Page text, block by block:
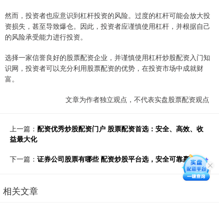
然而，投资者也应意识到杠杆投资的风险。过度的杠杆可能会放大投
资损失，甚至导致爆仓。因此，投资者应谨慎使用杠杆，并根据自己
的风险承受能力进行投资。
选择一家信誉良好的股票配资企业，并谨慎使用杠杆炒股配资入门知
识网，投资者可以充分利用股票配资的优势，在投资市场中成就财
富。
文章为作者独立观点，不代表实盘股票配资观点
上一篇： 配资优秀炒股配资门户 股票配资首选：安全、高效、收
益最大化
下一篇： 证券公司股票有哪些 配资炒股平台选，安全可靠赢利多
相关文章